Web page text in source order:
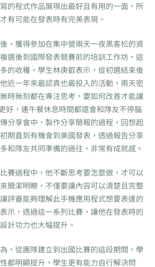
的程式作品展現出最好且有用的一面，所
有可能在發表時有完美表現。
，獲得參加在集中營兩天一夜黑客松的資
選後到國際發表競賽前的培訓工作坊，這
的收穫。學生林庚叡表示，從初選結束後
近一年來最認真也最投入的活動，兩天密
時無刻都在專注思考，要如何改善才能讓
好，連午餐休息時間都還會和隊友不停腦
分享會中，製作分享簡報的過程，回想起
期直到有機會到美國發表，透過報告分享
和隊友共同準備的過往，非常有成就感。
賽過程中，他不斷思考要怎麼做，才可以
簡潔明瞭，不僅要讓內容可以清楚且完整
評審能夠理解此手機應用程式想要表達的
示，透過這一系列比賽，讓他在發表時的
計功力也大幅提升。
，從團隊建立到出國比賽的這段期間，學
都明顯提升，學生更有能力自行解決問